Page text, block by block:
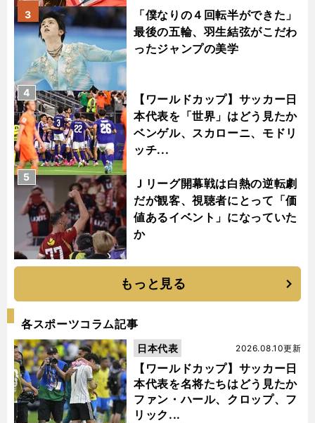
「僕なりの４回転半ができた」
最後の五輪、羽生結弦がこだわ
ったジャンプの美学
3
【ワールドカップ】サッカー日
本代表を「世界」はどう見たか
ベンゲル、スカローニ、モドリ
ッチ...
4
Ｊリーグ開幕戦は白熱の逆転劇
だが観客、視聴者にとって「価
値あるイベント」になっていた
か
5
もっと見る
各スポーツコラム記事
【ワールドカップ】サッカー日
本代表を名将たちはどう見たか
ファン・ハール、クロップ、フ
リック...
2026.08.10更新
日本代表